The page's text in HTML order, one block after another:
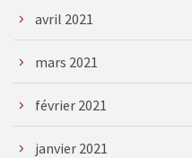
avril 2021
mars 2021
février 2021
janvier 2021